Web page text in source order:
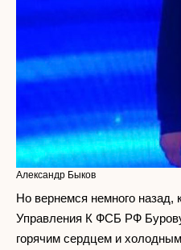
Александр Быков
Но вернемся немного назад,
Управления К ФСБ РФ
горячим сердцем и